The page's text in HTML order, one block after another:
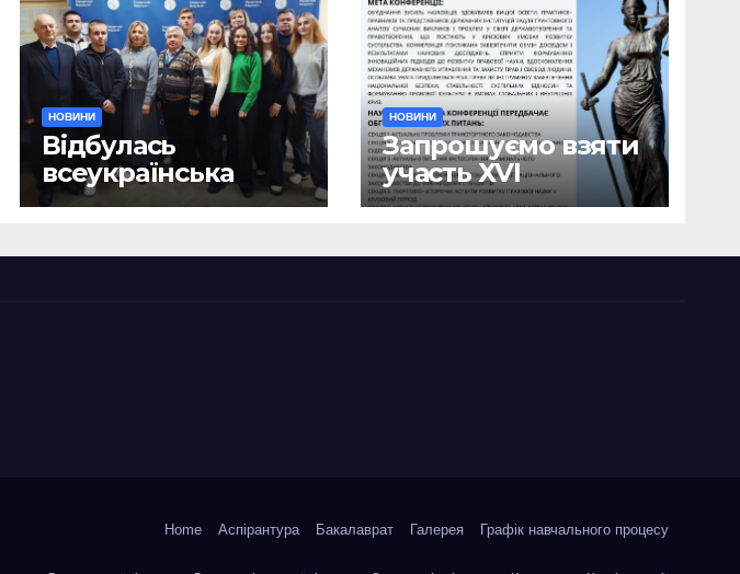
НОВИНИ
Відбулась
всеукраїнська
науково-практична
«Сучасні виклики
НОВИНИ
Запрошуємо взяти
участь ХVІ
Міжнародній
практичній
Home Аспірантура Бакалаврат Галерея Графік навчального процесу